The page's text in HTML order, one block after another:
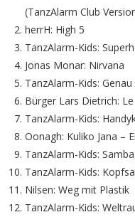
(TanzAlarm Club
herrH: High 5
TanzAlarm-Kids:
Jonas Monar: Nirvana
TanzAlarm-Kids:
Bürger Lars Dietrich:
TanzAlarm-Kids:
Oonagh: Kuliko Jana –
TanzAlarm-Kids:
TanzAlarm-Kids:
Nilsen: Weg mit Plastik
TanzAlarm-Kids: